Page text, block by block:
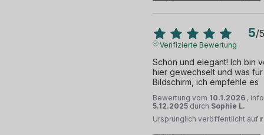
5/5
Verifizierte Bewertung
Schön und elegant! Ich bin
hier gewechselt und was
Bildschirm, ich empfehle es
Bewertung vom 10.1.2026 ,
5.12.2025 durch Sophie L.
Ursprünglich veröffentlicht auf